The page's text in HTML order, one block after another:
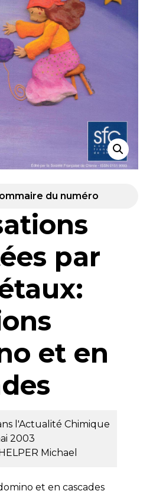
du numéro
par
et en
l'Actualité Chimique
2003
Michael
et en cascades